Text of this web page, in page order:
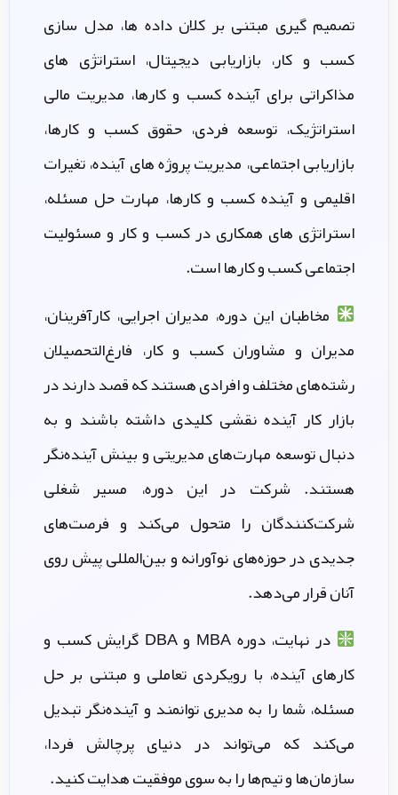
تصمیم گیری مبتنی بر کلان داده ها، مدل سازی
کسب و کار، بازاریابی دیجیتال، استراتژی های
مذاکراتی برای آینده کسب و کارها، مدیریت مالی
استراتژیک، توسعه فردی، حقوق کسب و کارها،
بازاریابی اجتماعی، مدیریت پروژه های آینده، تغیرات
اقلیمی و آینده کسب و کارها، مهارت حل مسئله،
استراتژی های همکاری در کسب و کار و مسئولیت
اجتماعی کسب و کارها است.
مخاطبان این دوره، مدیران اجرایی، کارآفرینان،
مدیران و مشاوران کسب و کار، فارغ‌التحصیلان
رشته‌های مختلف و افرادی هستند که قصد دارند در
بازار کار آینده نقشی کلیدی داشته باشند و به
دنبال توسعه مهارت‌های مدیریتی و بینش آینده‌نگر
هستند. شرکت در این دوره، مسیر شغلی
شرکت‌کنندگان را متحول می‌کند و فرصت‌های
جدیدی در حوزه‌های نوآورانه و بین‌المللی پیش روی
آنان قرار می‌دهد.
در نهایت، دوره MBA و DBA گرایش کسب و
کارهای آینده، با رویکردی تعاملی و مبتنی بر حل
مسئله، شما را به مدیری توانمند و آینده‌نگر تبدیل
می‌کند که می‌تواند در دنیای پرچالش فردا،
سازمان‌ها و تیم‌ها را به سوی موفقیت هدایت کنید.